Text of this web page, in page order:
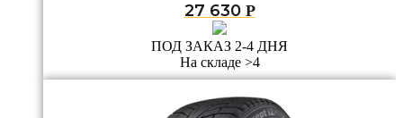
27 630 Р
ПОД ЗАКАЗ 2-4 ДНЯ
На складе >4